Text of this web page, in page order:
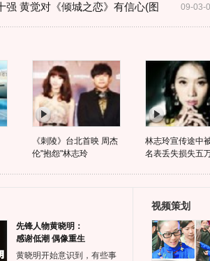
09-03-
强 黄觉对《倾城之恋》有信心(图
《刺陵》台北首映 周杰
伦"抱怨"林志玲
林志玲宣传途中
名表丢失损失五
先锋人物黄晓明：
感谢低潮 偶像重生
黄晓明开始意识到，有些事
视频策划